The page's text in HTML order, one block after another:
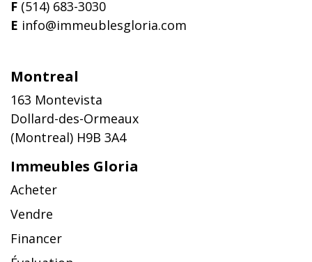
F (514) 683-3030
E info@immeublesgloria.com
Montreal
163 Montevista
Dollard-des-Ormeaux
(Montreal) H9B 3A4
Immeubles Gloria
Acheter
Vendre
Financer